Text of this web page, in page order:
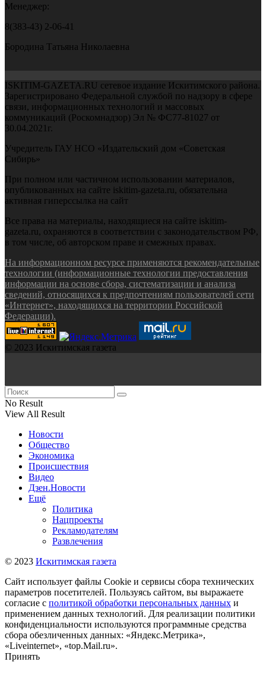
Менеджер:
8(383-43) 2-06-41
Бородина Татьяна Николаевна
ISKITIM-GAZETA.RU сетевое издание Искитимского района.
Зарегистрировано Федеральной службой по надзору в сфере
связи, информационных технологий и массовых
коммуникаций (Роскомнадзор) Эл № ФС77-81027 от
30.04.2021г.
Учредитель ГАУ НСО «Издательский дом «Советская
Сибирь»
При полном или частичном использовании материалов,
опубликованных на сайте iskitim-gazeta.ru, обязательна
активная гиперссылка на сайт
Все права на материалы, находящиеся на сайте iskitim-
gazeta.ru, охраняются в соответствии с законодательством РФ,
в том числе, об авторском праве и смежных правах.
На информационном ресурсе применяются рекомендательные
технологии (информационные технологии предоставления
информации на основе сбора, систематизации и анализа
сведений, относящихся к предпочтениям пользователей сети
«Интернет», находящихся на территории Российской
Федерации).
© 2023 Искитимская газета
No Result
View All Result
Новости
Общество
Экономика
Происшествия
Видео
Дзен.Новости
Ещё
Политика
Нацпроекты
Рекламодателям
Развлечения
© 2023 Искитимская газета
Сайт использует файлы Cookie и сервисы сбора технических
параметров посетителей. Пользуясь сайтом, вы выражаете
согласие с политикой обработки персональных данных и
применением данных технологий. Для реализации политики
конфиденциальности используются программные средства
сбора обезличенных данных: «Яндекс.Метрика»,
«Liveinternet», «top.Mail.ru».
Принять